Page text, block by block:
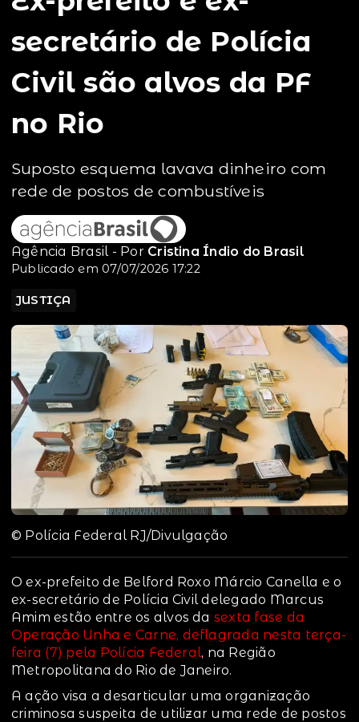
secretário de Polícia
Civil são alvos da PF
no Rio
Suposto esquema lavava dinheiro com
rede de postos de combustíveis
Agência Brasil - Por Cristina Índio do Brasil
Publicado em 07/07/2026 17:22
JUSTIÇA
© Polícia Federal RJ/Divulgação
O ex-prefeito de Belford Roxo Márcio Canella e o
ex-secretário de Polícia Civil delegado Marcus
Amim estão entre os alvos da sexta fase da
Operação Unha e Carne, deflagrada nesta terça-
feira (7) pela Polícia Federal, na Região
Metropolitana do Rio de Janeiro.
A ação visa a desarticular uma organização
criminosa suspeita de utilizar uma rede de postos